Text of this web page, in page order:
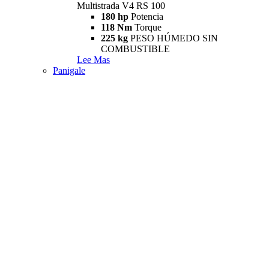
Multistrada V4 RS 100
180 hp Potencia
118 Nm Torque
225 kg PESO HÚMEDO SIN
COMBUSTIBLE
Lee Mas
Panigale